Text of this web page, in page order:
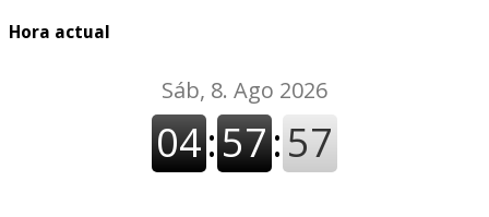
Hora actual